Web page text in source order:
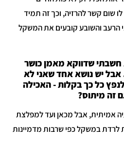
שום קשר להרזיה, וכך זה תמיד
הרעב והשובע קובעים את המשקל
שדווקא מאמן כושר
יש נושא אחד שאני לא
כל כך בקלות - האכילה
זה מיתוס?
אמיתית, אבל מכאן ועד למפלצת
במשקל כפי שרבות מדמיינות